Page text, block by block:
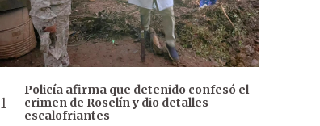
Policía afirma que detenido confesó el
crimen de Roselín y dio detalles
escalofriantes